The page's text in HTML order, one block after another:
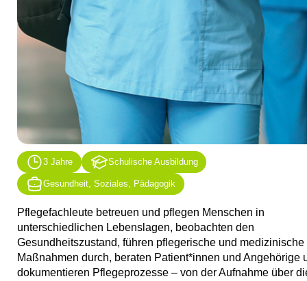
3 Jahre Schulische Ausbildung
Gesundheit, Soziales, Pädagogik
Pflegefachleute betreuen und pflegen Menschen in
unterschiedlichen Lebenslagen, beobachten den
Gesundheitszustand, führen pflegerische und medizinische
Maßnahmen durch, beraten Patient*innen und Angehörige
dokumentieren Pflegeprozesse – von der Aufnahme über